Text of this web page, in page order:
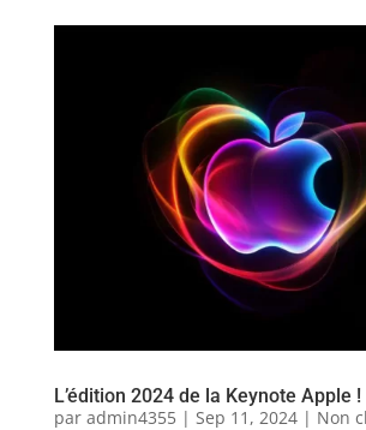
L’édition 2024 de la Keynote Apple !
par admin4355| Sep 11, 2024| Non